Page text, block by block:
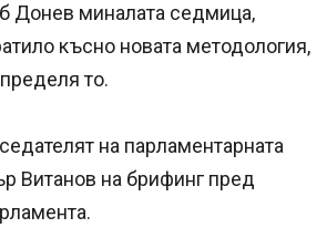
Донев миналата седмица,
късно новата методология,
то.
на парламентарната
Витанов на брифинг пред